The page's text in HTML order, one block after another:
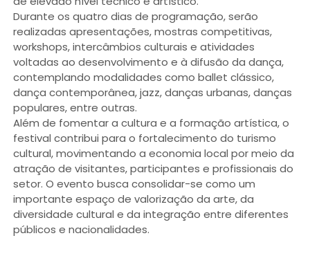
Durante os quatro dias de programação, serão
realizadas apresentações, mostras competitivas,
workshops, intercâmbios culturais e atividades
voltadas ao desenvolvimento e à difusão da dança,
contemplando modalidades como ballet clássico,
dança contemporânea, jazz, danças urbanas, danças
populares, entre outras.
Além de fomentar a cultura e a formação artística, o
festival contribui para o fortalecimento do turismo
cultural, movimentando a economia local por meio da
atração de visitantes, participantes e profissionais do
setor. O evento busca consolidar-se como um
importante espaço de valorização da arte, da
diversidade cultural e da integração entre diferentes
públicos e nacionalidades.